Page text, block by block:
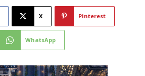
X Pinterest
WhatsApp